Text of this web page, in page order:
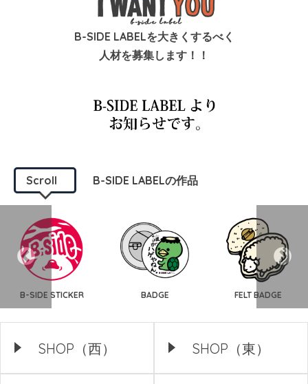
B-SIDE LABELを大きくするべく
人材を募集します！！
Scroll B-SIDE LABELの作品
B-SIDE STICKER BADGE FELT BADGE
SHOP（西） SHOP（東）